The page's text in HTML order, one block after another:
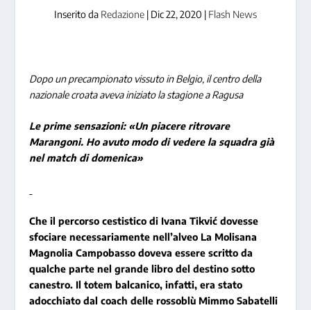
Inserito da Redazione | Dic 22, 2020 | Flash News
Dopo un precampionato vissuto in Belgio, il centro della
nazionale croata aveva iniziato la stagione a Ragusa
Le prime sensazioni: «Un piacere ritrovare
Marangoni. Ho avuto modo di vedere la squadra già
nel match di domenica»
Che il percorso cestistico di Ivana Tikvić dovesse
sfociare necessariamente nell’alveo La Molisana
Magnolia Campobasso doveva essere scritto da
qualche parte nel grande libro del destino sotto
canestro. Il totem balcanico, infatti, era stato
adocchiato dal coach delle rossoblù Mimmo Sabatelli